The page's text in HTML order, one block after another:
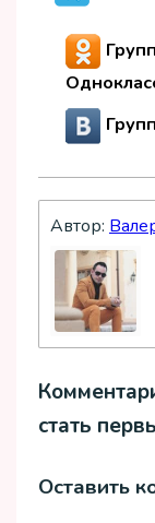
Автор:
стать
Оставить